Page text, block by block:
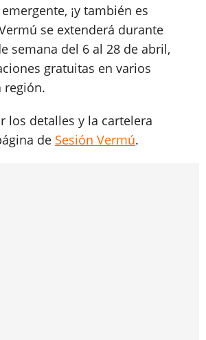
¡y también es
se extenderá durante
semana del 6 al 28 de abril,
gratuitas en varios
región.
los detalles y la cartelera
de Sesión Vermú.